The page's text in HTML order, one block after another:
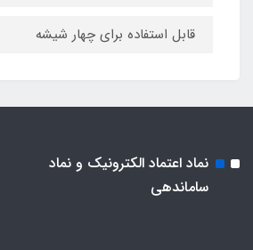
قابل استفاده برای چهار شیشه
نماد اعتماد الکترونیک و نماد
ساماندهی